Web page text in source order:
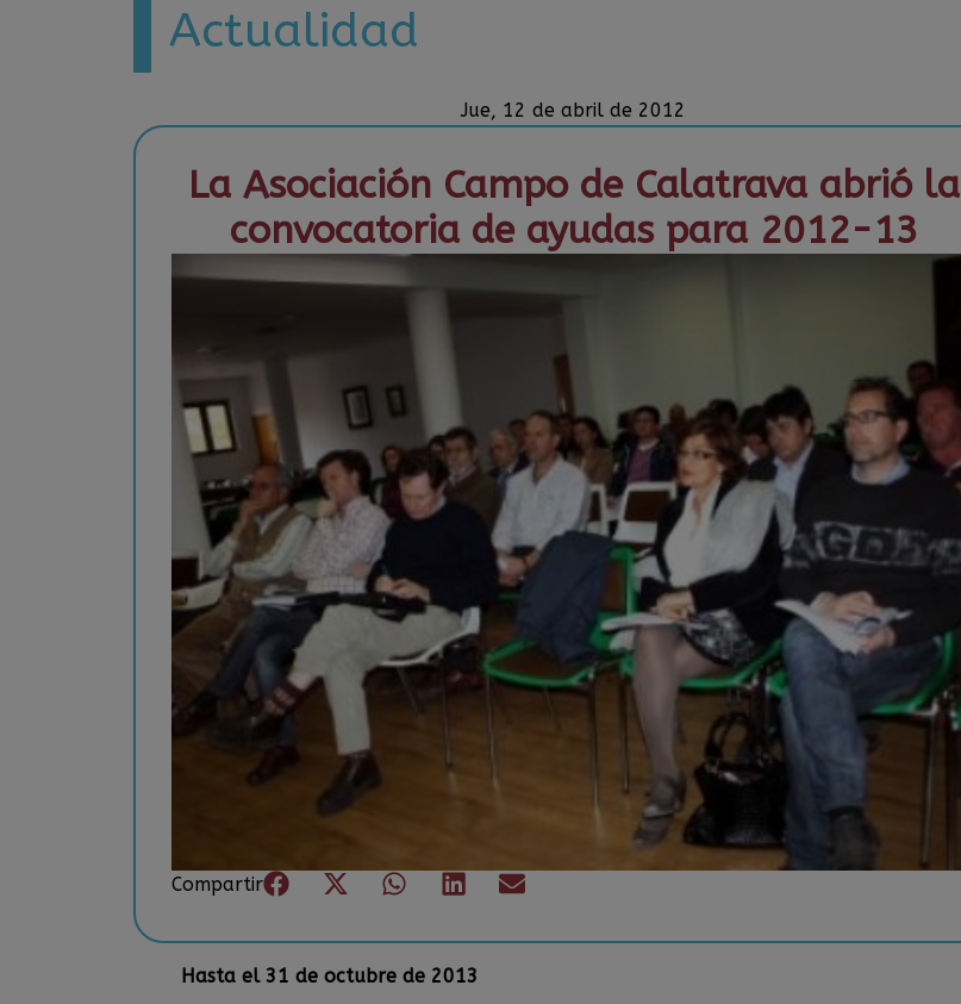
Actualidad
Jue, 12 de abril de 2012
La Asociación Campo de Calatrava abrió la
convocatoria de ayudas para 2012-13
Compartir
Hasta el 31 de octubre de 2013